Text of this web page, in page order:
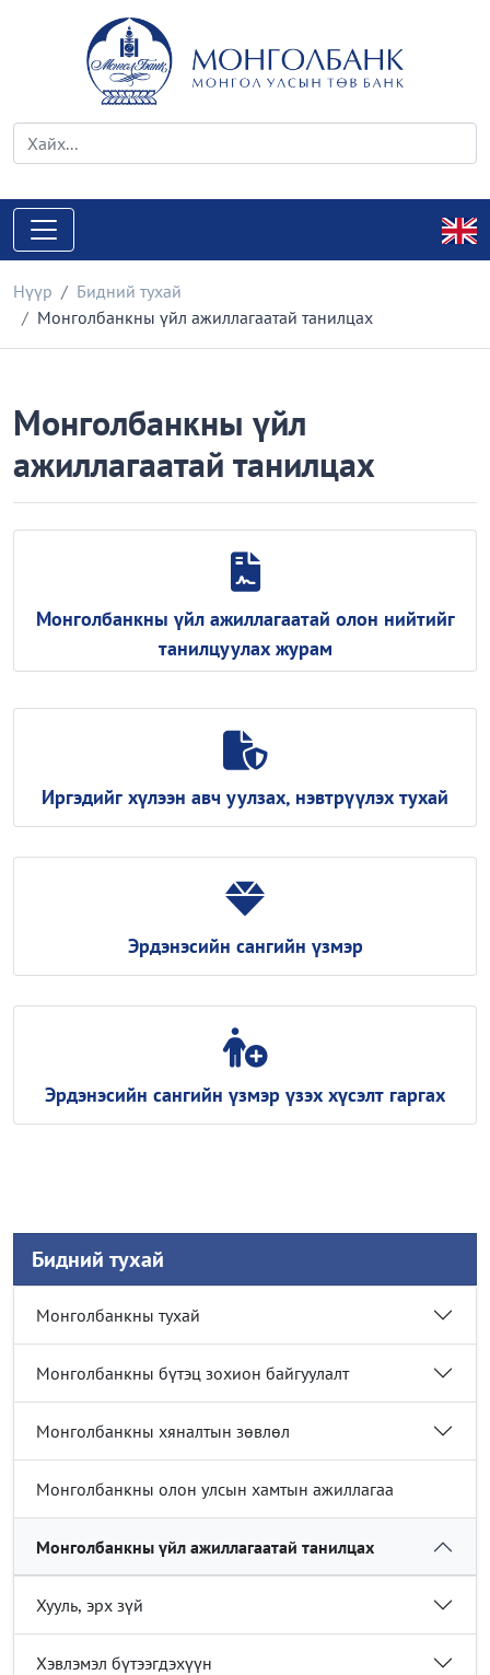
Нүүр
Бидний тухай
Монголбанкны үйл ажиллагаатай танилцах
Монголбанкны үйл
ажиллагаатай танилцах
Монголбанкны үйл ажиллагаатай олон нийтийг
танилцуулах журам
Иргэдийг хүлээн авч уулзах, нэвтрүүлэх тухай
Эрдэнэсийн сангийн үзмэр
Эрдэнэсийн сангийн үзмэр үзэх хүсэлт гаргах
Бидний тухай
Монголбанкны тухай
Монголбанкны бүтэц зохион байгуулалт
Монголбанкны хяналтын зөвлөл
Монголбанкны олон улсын хамтын ажиллагаа
Монголбанкны үйл ажиллагаатай танилцах
Хууль, эрх зүй
Хэвлэмэл бүтээгдэхүүн